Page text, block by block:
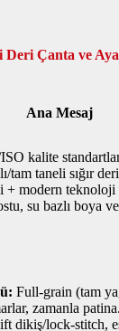
Çanta ve
Ana Mesaj
kalite
tam taneli sığır
+ modern teknoloji
su bazlı boya
Full‑grain (tam
zamanla patina.
dikiş/lock‑stitch,